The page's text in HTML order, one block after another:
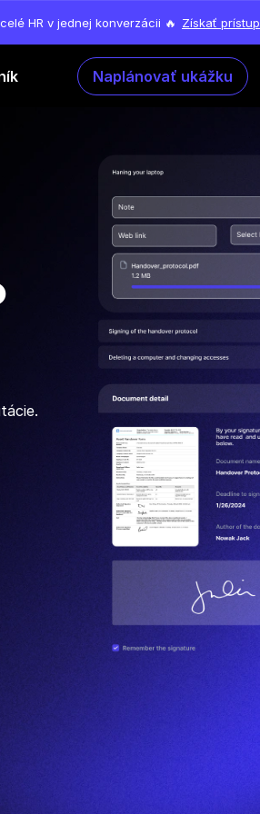
HR v jednej konverzácii 🔥 Získať prístup
Naplánovať ukážku